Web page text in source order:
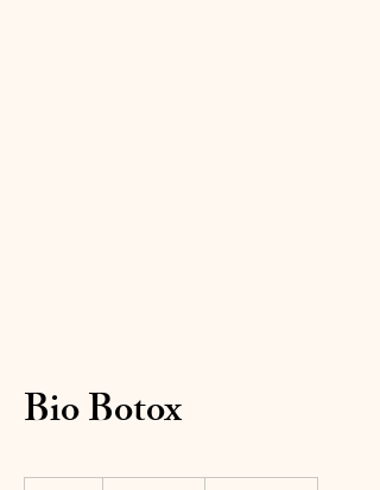
Bio Botox